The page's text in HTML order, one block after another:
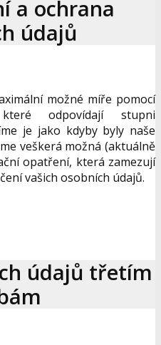
a ochrana
údajů
možné míře pomocí
odpovídají stupni
je jako kdyby byly naše
veškerá možná (aktuálně
opatření, která zamezují
vašich osobních údajů.
údajů třetím